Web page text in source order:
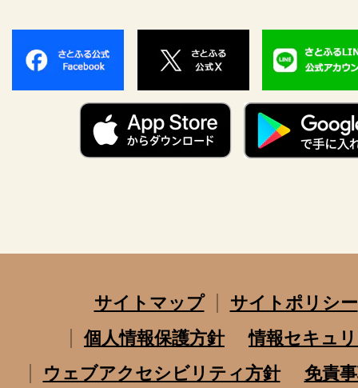
サイトマップ
サイトポリシー
個人情報保護方針
情報セキュ
ウェブアクセシビリティ方針
免責